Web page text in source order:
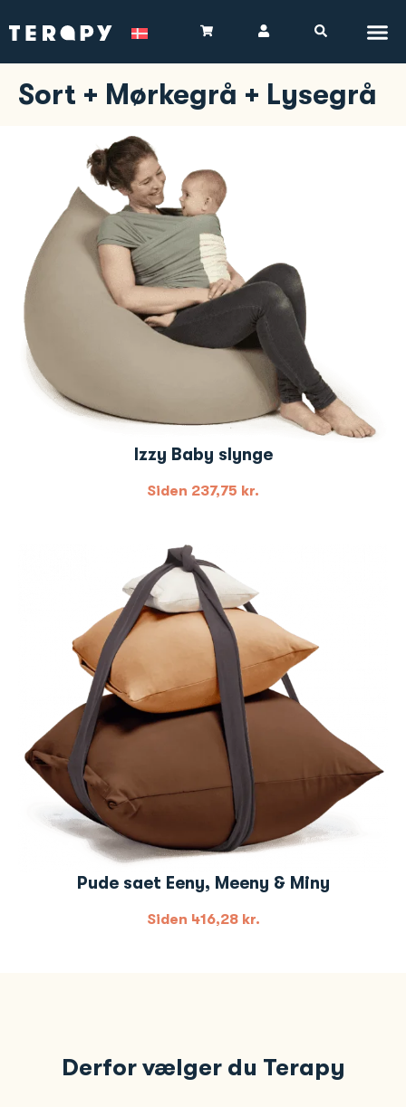
Sort + Mørkegrå + Lysegrå
Izzy Baby slynge
Siden 237,75 kr.
Pude saet Eeny, Meeny & Miny
Siden 416,28 kr.
Derfor vælger du Terapy